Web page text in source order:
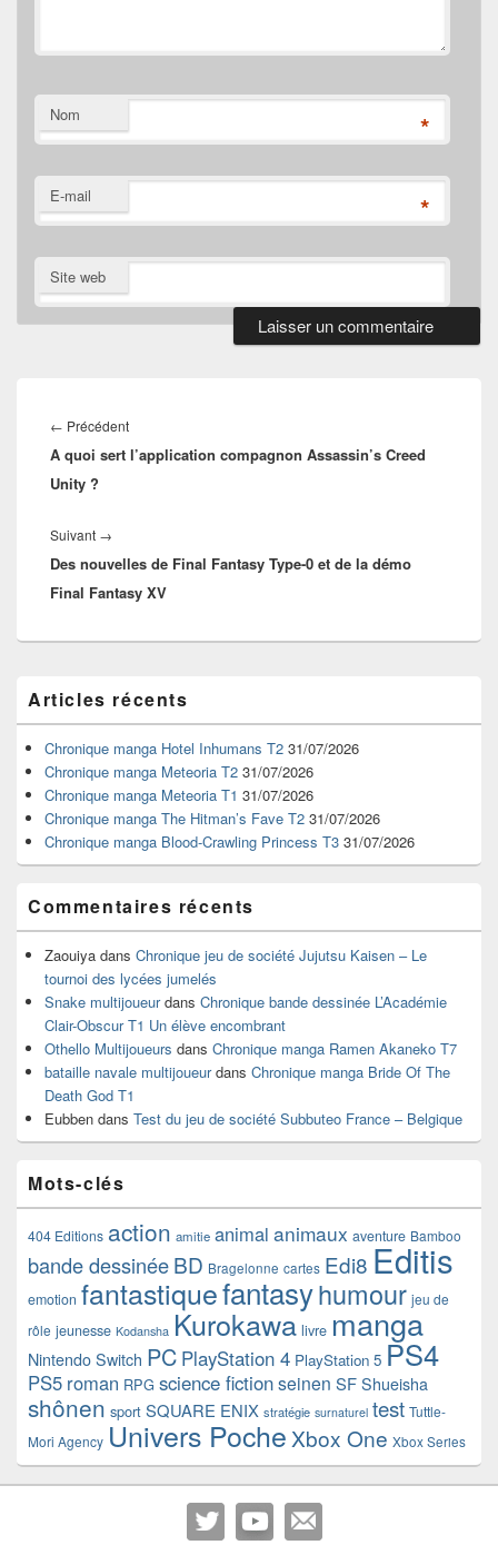
Nom *
E-mail *
Site web
de
l’article
← PrécédentArticle
précédent :
A quoi sert l’application compagnon Assassin’s Creed
Unity ?
Suivant →
suivant :
Des nouvelles de Final Fantasy Type-0 et de la démo
Final Fantasy XV
principale
de
widget
pour
barre
latérale
Articles récents
Chronique manga Hotel Inhumans T2 31/07/2026
Chronique manga Meteoria T2 31/07/2026
Chronique manga Meteoria T1 31/07/2026
Chronique manga The Hitman’s Fave T2 31/07/2026
Chronique manga Blood-Crawling Princess T3 31/07/2026
Commentaires récents
Zaouiya dans Chronique jeu de société Jujutsu Kaisen – Le
tournoi des lycées jumelés
Snake multijoueurdans Chronique bande dessinée L’Académie
Clair-Obscur T1 Un élève encombrant
Othello Multijoueurs dans Chronique manga Ramen Akaneko T7
bataille navale multijoueurdans Chronique manga Bride Of The
Death God T1
Eubben dans Test du jeu de société Subbuteo France – Belgique
Mots-clés
404 Editions action amitie animal animaux aventure Bamboo
bande dessinéeBD Bragelonne cartes Edi8 Editis
emotion fantastiquefantasyhumour jeu de
rôle jeunesse Kodansha Kurokawa livre manga
Nintendo Switch PC PlayStation 4 PlayStation 5 PS4
PS5 roman RPG science fictionseinen SF Shueisha
shônen sport SQUARE ENIX stratégie surnaturel test Tuttle-
Mori Agency Univers PocheXbox One Xbox Series